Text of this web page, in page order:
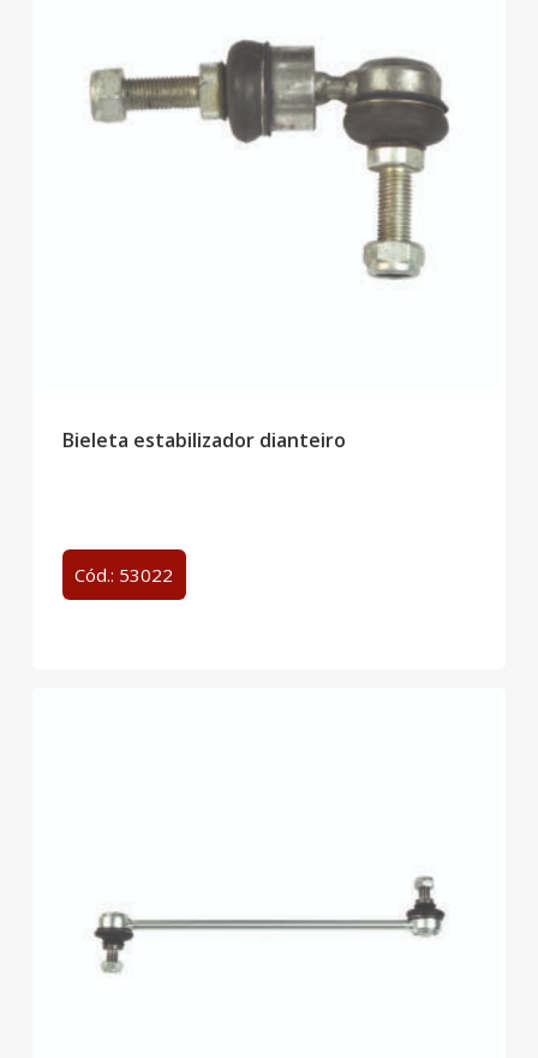
Bieleta estabilizador dianteiro
Cód.: 53022